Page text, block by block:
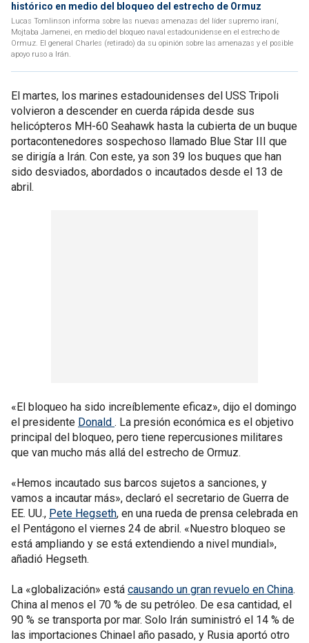
histórico en medio del bloqueo del estrecho de Ormuz
Lucas Tomlinson informa sobre las nuevas amenazas del líder supremo iraní,
Mojtaba Jamenei, en medio del bloqueo naval estadounidense en el estrecho de
Ormuz. El general Charles (retirado) da su opinión sobre las amenazas y el posible
apoyo ruso a Irán.
El martes, los marines estadounidenses del USS Tripoli
volvieron a descender en cuerda rápida desde sus
helicópteros MH-60 Seahawk hasta la cubierta de un buque
portacontenedores sospechoso llamado Blue Star III que
se dirigía a Irán. Con este, ya son 39 los buques que han
sido desviados, abordados o incautados desde el 13 de
abril.
«El bloqueo ha sido increíblemente eficaz», dijo el domingo
el presidente Donald . La presión económica es el objetivo
principal del bloqueo, pero tiene repercusiones militares
que van mucho más allá del estrecho de Ormuz.
«Hemos incautado sus barcos sujetos a sanciones, y
vamos a incautar más», declaró el secretario de Guerra de
EE. UU., Pete Hegseth, en una rueda de prensa celebrada en
el Pentágono el viernes 24 de abril. «Nuestro bloqueo se
está ampliando y se está extendiendo a nivel mundial»,
añadió Hegseth.
La «globalización» está causando un gran revuelo en China.
China al menos el 70 % de su petróleo. De esa cantidad, el
90 % se transporta por mar. Solo Irán suministró el 14 % de
las importaciones Chinael año pasado, y Rusia aportó otro